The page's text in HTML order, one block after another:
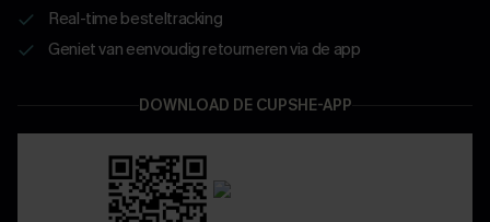
Real-time besteltracking
Geniet van eenvoudig retourneren via de app
DOWNLOAD DE CUPSHE-APP